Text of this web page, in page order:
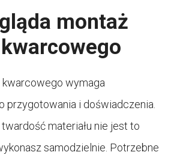
montaż
kwarcowego wymaga
przygotowania i doświadczenia.
materiału nie jest to
samodzielnie. Potrzebne